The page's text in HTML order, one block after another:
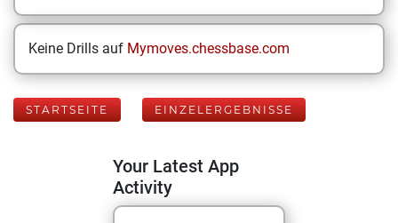
Keine Drills auf Mymoves.chessbase.com
STARTSEITE EINZELERGEBNISSE
Your Latest App
Activity